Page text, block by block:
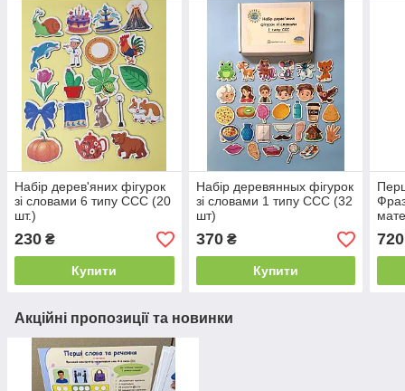
Набір дерев'яних фігурок
зі словами 6 типу ССС (20
шт.)
230 ₴
Купити
Набір деревянных фігурок
зі словами 1 типу ССС (32
шт)
370₴
Купити
ССС
720
Акційні пропозиції та новинки